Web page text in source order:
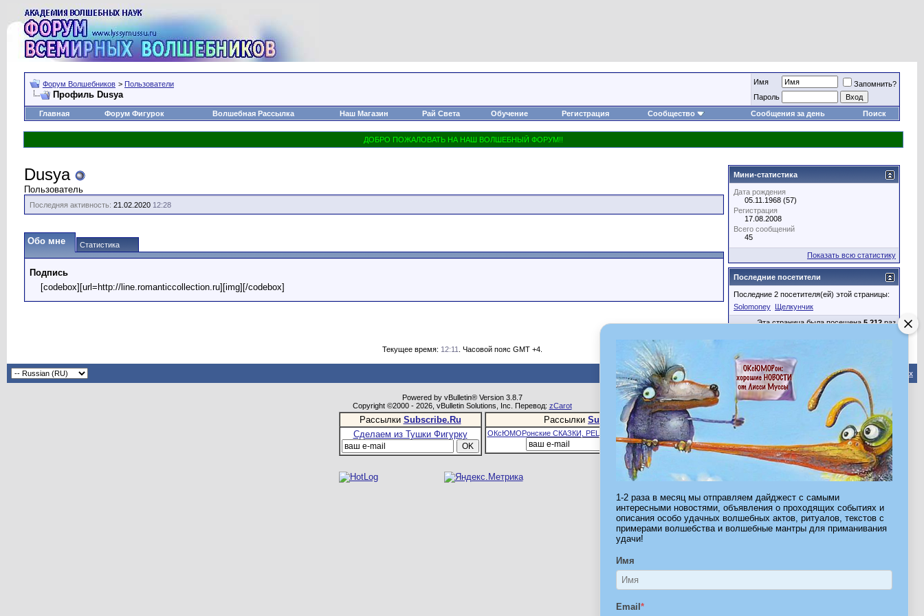
1-2 раза в месяц мы отправляем дайджест с самыми
интересными новостями, объявления о проходящих событиях и
описания особо удачных волшебных актов, ритуалов, текстов с
примерами волшебства и волшебные мантры для приманивания
удачи!
Имя
Email *
Форум Волшебников > Пользователи
Профиль Dusya
Имя
Запомнить?
Пароль
Главная
Форум Фигурок Волшебная Рассылка Наш Магазин Рай Света Обучение Регистрация Сообщество Сообщения за день Поиск
Dusya
Пользователь
Последняя активность: 21.02.2020 12:28
Обо мне Статистика
Подпись
[codebox][url=http://line.romanticcollection.ru][img][/codebox]
Мини-статистика
Дата рождения
05.11.1968 (57)
Регистрация
17.08.2008
Всего сообщений
45
Показать всю статистику
Последние посетители
Последние 2 посетителя(ей) этой страницы:
Solomoney Щелкунчик
Эта страница была посещена5,212раз
Текущее время: 12:11 . Часовой пояс GMT +4.
Обратная связь-Форум Волшебников-Архив Вверх
Powered by vBulletin® Version 3.8.7
Copyright ©2000 - 2026, vBulletin Solutions, Inc. Перевод: zCarot
Рассылки Subscribe.Ru
Сделаем из Тушки Фигурку
Рассылки Subscribe.Ru
ОКсЮМОРонские СКАЗКИ, РЕЦЕПТЫ И ШТУЧКИ ДЛЯ ВСЕХ